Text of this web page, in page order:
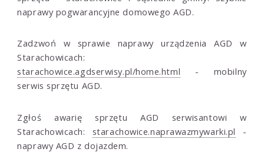
naprawy pogwarancyjne domowego AGD.
Zadzwoń w sprawie naprawy urządzenia AGD w
Starachowicach:
starachowice.agdserwisy.pl/home.html - mobilny
serwis sprzętu AGD.
Zgłoś awarię sprzętu AGD serwisantowi w
Starachowicach: starachowice.naprawazmywarki.pl -
naprawy AGD z dojazdem.